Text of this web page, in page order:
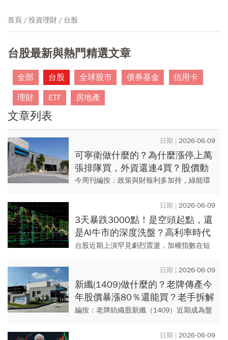
首頁 投資理財 台股
台股最新與熱門精選文章
全部 台股 全球股市 債券基金
信用卡
理財
ETF 房地產
文章列表
2026-06-09
可寧衛做什麼的？為什麼漲停上萬
張排隊買，外資還連4買？股價動
能底氣有多少，背後可能原因曝光
今周刊編按：政策與財報利多加持，綠能環
漲停，終場鎖死收在29.6元、股價一舉站上
季線關卡...
2026-06-09
3天暴跌3000點！是空頭起點，還
是AI牛市的深度洗盤？高利率時代
的4大台股應對策略
台股近期上演罕見劇烈震盪，加權指數在短
「終極海嘯是否來臨」的憂慮。 然而，在美
股費城半導體...
2026-06-09
新纖(1409)做什麼的？老牌傳產今
年股價暴漲80％還能買？老手拆解
4根漲停背後：是剛開始還是炒完
編按：老牌紡織股新纖（1409）近期成為盤
公告4月營收42.19億元、年增24.31%；淨利
2026-06-09